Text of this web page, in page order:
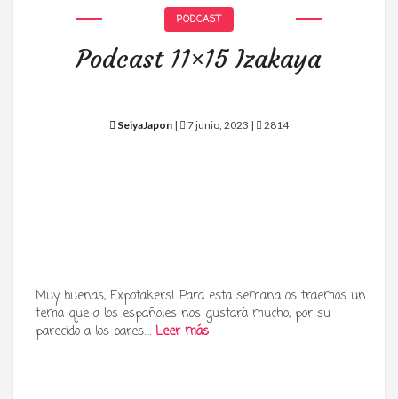
PODCAST
Podcast 11×15 Izakaya
SeiyaJapon | 7 junio, 2023 | 2814
Muy buenas, Expotakers! Para esta semana os traemos un
tema que a los españoles nos gustará mucho, por su
parecido a los bares:… Leer más